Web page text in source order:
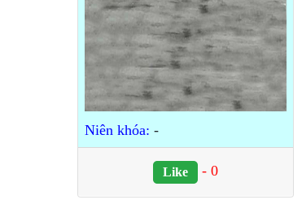
Niên khóa: -
Like - 0